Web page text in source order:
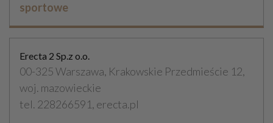
sportowe
Erecta 2 Sp.z o.o.
00-325 Warszawa, Krakowskie Przedmieście 12,
woj. mazowieckie
tel. 228266591, erecta.pl